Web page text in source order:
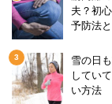
夫？初
予防法
雪の日
してい
い方法